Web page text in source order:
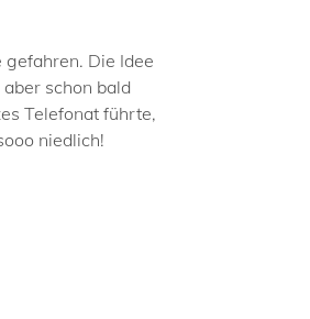
Die Idee
schon bald
Telefonat führte,
niedlich!